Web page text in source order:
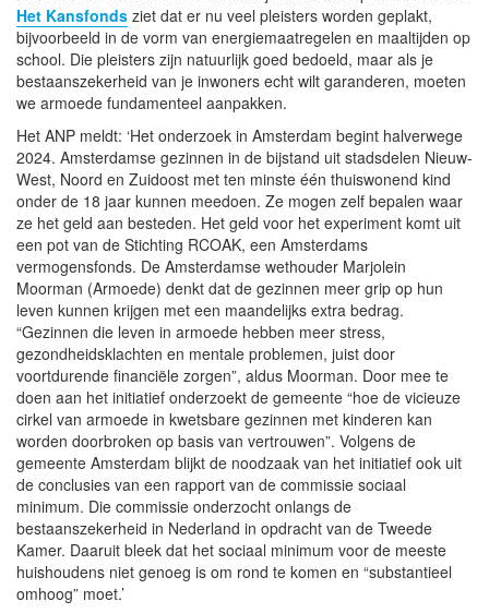
Het Kansfonds ziet dat er nu veel pleisters worden geplakt,
bijvoorbeeld in de vorm van energiemaatregelen en maaltijden op
school. Die pleisters zijn natuurlijk goed bedoeld, maar als je
bestaanszekerheid van je inwoners echt wilt garanderen, moeten
we armoede fundamenteel aanpakken.
Het ANP meldt: ‘Het onderzoek in Amsterdam begint halverwege
2024. Amsterdamse gezinnen in de bijstand uit stadsdelen Nieuw-
West, Noord en Zuidoost met ten minste één thuiswonend kind
onder de 18 jaar kunnen meedoen. Ze mogen zelf bepalen waar
ze het geld aan besteden. Het geld voor het experiment komt uit
een pot van de Stichting RCOAK, een Amsterdams
vermogensfonds. De Amsterdamse wethouder Marjolein
Moorman (Armoede) denkt dat de gezinnen meer grip op hun
leven kunnen krijgen met een maandelijks extra bedrag.
“Gezinnen die leven in armoede hebben meer stress,
gezondheidsklachten en mentale problemen, juist door
voortdurende financiële zorgen”, aldus Moorman. Door mee te
doen aan het initiatief onderzoekt de gemeente “hoe de vicieuze
cirkel van armoede in kwetsbare gezinnen met kinderen kan
worden doorbroken op basis van vertrouwen”. Volgens de
gemeente Amsterdam blijkt de noodzaak van het initiatief ook uit
de conclusies van een rapport van de commissie sociaal
minimum. Die commissie onderzocht onlangs de
bestaanszekerheid in Nederland in opdracht van de Tweede
Kamer. Daaruit bleek dat het sociaal minimum voor de meeste
huishoudens niet genoeg is om rond te komen en “substantieel
omhoog” moet.’